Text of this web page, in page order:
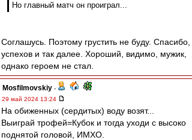
Но главный матч он проиграл...
Соглашусь. Поэтому грустить не буду. Спасибо,
успехов и так далее. Хороший, видимо, мужик,
однако героем не стал.
Mosfilmovskiy -
29 май 2024 13:24
На обиженных (сердитых) воду возят...
Выиграй трофей=Кубок и тогда уходи с высоко
поднятой головой, ИМХО.